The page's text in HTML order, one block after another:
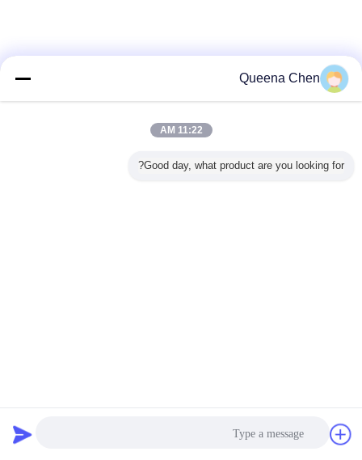
گپ
Queena Chen
11:22 AM
Good day, what product are you looking for?